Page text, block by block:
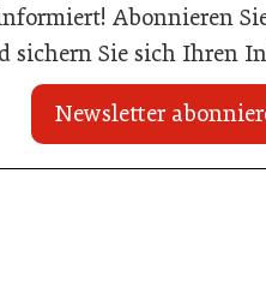
Abonnieren
sichern Sie sich Ihren
Newsletter